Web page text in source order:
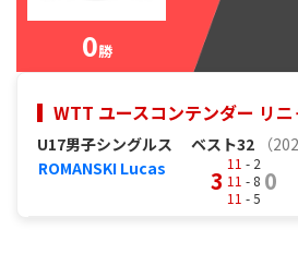
0勝
WTT ユースコンテンダー リ
U17男子シングルス ベスト32
（
ROMANSKI Lucas
3
11 - 2
11 - 8
11 - 5
0